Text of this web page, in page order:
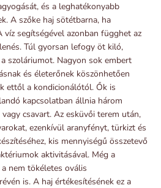
és a leghatékonyabb
A szőke haj sötétbarna, ha
segítségével azonban függhet az
Túl gyorsan lefogy öt kiló,
szoláriumot. Nagyon sok embert
és életerőnek köszönhetően
ettől a kondicionálótól. Ők is
kapcsolatban állnia három
csavart. Az esküvői terem után,
ezenkívül aranyfényt, türkizt és
kis mennyiségű összetevő
aktivitásával. Még a
nem tökéletes ovális
is. A haj értékesítésének ez a